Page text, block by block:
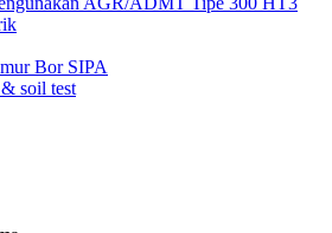
Bor SIPA
soil test